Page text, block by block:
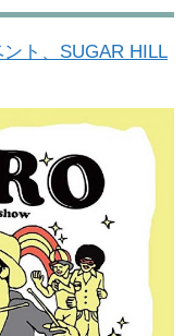
ント、SUGAR HILL